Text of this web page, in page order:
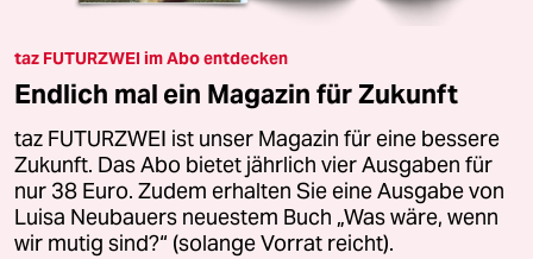
taz FUTURZWEI im Abo entdecken
Endlich mal ein Magazin für Zukunft
taz FUTURZWEI ist unser Magazin für eine bessere
Zukunft. Das Abo bietet jährlich vier Ausgaben für
nur 38 Euro. Zudem erhalten Sie eine Ausgabe von
Luisa Neubauers neuestem Buch „Was wäre, wenn
wir mutig sind?“ (solange Vorrat reicht).